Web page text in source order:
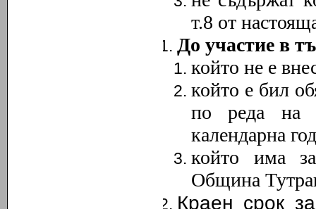
т.8 от
До участие в
който не е
който е бил
по реда на
календарна
който има
Община
Краен срок